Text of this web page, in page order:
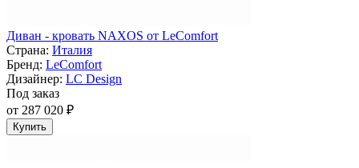
Диван - кровать NAXOS от LeComfort
Страна: Италия
Бренд: LeComfort
Дизайнер: LC Design
Под заказ
от 287 020 ₽
Купить